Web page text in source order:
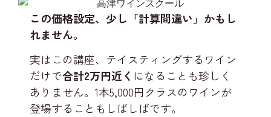
この価格設定、少し「計算間違い」かもし
れません。
実はこの講座、テイスティングするワイン
だけで合計2万円近く になることも珍しく
ありません。1本5,000円クラスのワインが
登場することもしばしばです。